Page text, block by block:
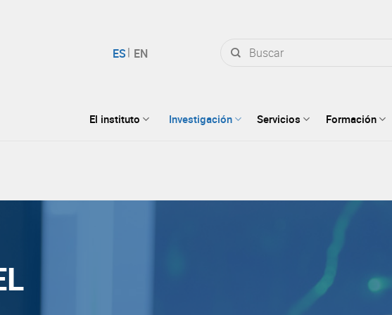
por:
El instituto Investigación Servicios Formación